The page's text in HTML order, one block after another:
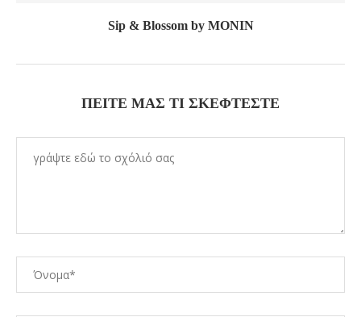
Sip & Blossom by MONIN
ΠΕΊΤΕ ΜΑΣ ΤΙ ΣΚΈΦΤΕΣΤΕ